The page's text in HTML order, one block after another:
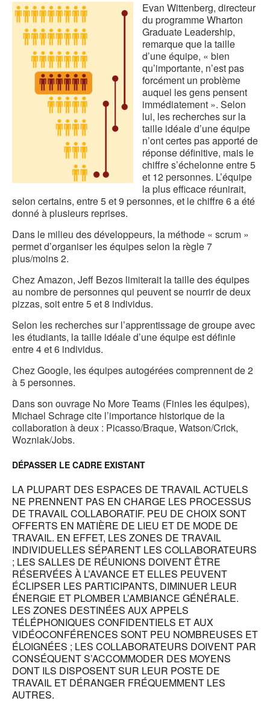
Evan Wittenberg, directeur
du programme Wharton
Graduate Leadership,
remarque que la taille
d’une équipe, « bien
qu’importante, n’est pas
forcément un problème
auquel les gens pensent
immédiatement ». Selon
lui, les recherches sur la
taille idéale d’une équipe
n’ont certes pas apporté de
réponse définitive, mais le
chiffre s’échelonne entre 5
et 12 personnes. L’équipe
la plus efficace réunirait,
selon certains, entre 5 et 9 personnes, et le chiffre 6 a été
donné à plusieurs reprises.
Dans le milieu des développeurs, la méthode « scrum »
permet d’organiser les équipes selon la règle 7
plus/moins 2.
Chez Amazon, Jeff Bezos limiterait la taille des équipes
au nombre de personnes qui peuvent se nourrir de deux
pizzas, soit entre 5 et 8 individus.
Selon les recherches sur l’apprentissage de groupe avec
les étudiants, la taille idéale d’une équipe est définie
entre 4 et 6 individus.
Chez Google, les équipes autogérées comprennent de 2
à 5 personnes.
Dans son ouvrage No More Teams (Finies les équipes),
Michael Schrage cite l’importance historique de la
collaboration à deux : Picasso/Braque, Watson/Crick,
Wozniak/Jobs.
DÉPASSER LE CADRE EXISTANT
LA PLUPART DES ESPACES DE TRAVAIL ACTUELS
NE PRENNENT PAS EN CHARGE LES PROCESSUS
DE TRAVAIL COLLABORATIF. PEU DE CHOIX SONT
OFFERTS EN MATIÈRE DE LIEU ET DE MODE DE
TRAVAIL. EN EFFET, LES ZONES DE TRAVAIL
INDIVIDUELLES SÉPARENT LES COLLABORATEURS
; LES SALLES DE RÉUNIONS DOIVENT ÊTRE
RÉSERVÉES À L’AVANCE ET ELLES PEUVENT
ÉCLIPSER LES PARTICIPANTS, DIMINUER LEUR
ÉNERGIE ET PLOMBER L’AMBIANCE GÉNÉRALE.
LES ZONES DESTINÉES AUX APPELS
TÉLÉPHONIQUES CONFIDENTIELS ET AUX
VIDÉOCONFÉRENCES SONT PEU NOMBREUSES ET
ÉLOIGNÉES ; LES COLLABORATEURS DOIVENT PAR
CONSÉQUENT S’ACCOMMODER DES MOYENS
DONT ILS DISPOSENT SUR LEUR POSTE DE
TRAVAIL ET DÉRANGER FRÉQUEMMENT LES
AUTRES.